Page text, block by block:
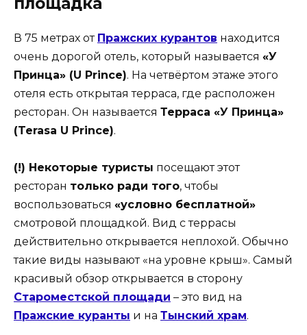
В 75 метрах от Пражских курантов находится
очень дорогой отель, который называется «У
Принца» (U Prince). На четвёртом этаже этого
отеля есть открытая терраса, где расположен
ресторан. Он называется Терраса «У Принца»
(Terasa U Prince).
(!) Некоторые туристы посещают этот
ресторан только ради того, чтобы
воспользоваться «условно бесплатной»
смотровой площадкой. Вид с террасы
действительно открывается неплохой. Обычно
такие виды называют «на уровне крыш». Самый
красивый обзор открывается в сторону
Староместской площади – это вид на
Пражские куранты и на Тынский храм.